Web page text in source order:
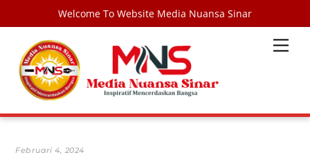
Welcome To Website Media Nuansa Sinar
content
Februari 4, 2024